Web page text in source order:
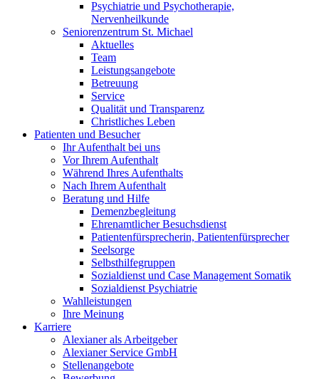
Psychiatrie und Psychotherapie,
Nervenheilkunde
Seniorenzentrum St. Michael
Aktuelles
Team
Leistungsangebote
Betreuung
Service
Qualität und Transparenz
Christliches Leben
Patienten und Besucher
Ihr Aufenthalt bei uns
Vor Ihrem Aufenthalt
Während Ihres Aufenthalts
Nach Ihrem Aufenthalt
Beratung und Hilfe
Demenzbegleitung
Ehrenamtlicher Besuchsdienst
Patientenfürsprecherin, Patientenfürsprecher
Seelsorge
Selbsthilfegruppen
Sozialdienst und Case Management Somatik
Sozialdienst Psychiatrie
Wahlleistungen
Ihre Meinung
Karriere
Alexianer als Arbeitgeber
Alexianer Service GmbH
Stellenangebote